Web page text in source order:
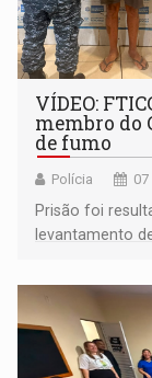
VÍDEO:
membro do
de fumo
Polícia
Prisão foi
levantamento